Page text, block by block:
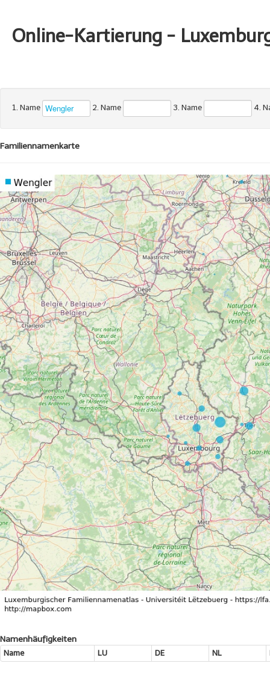
Online-Kartierung -
1. Name 2. Name 3. Name 4.
Familiennamenkarte
Namenhäufigkeiten
Name LU DE NL